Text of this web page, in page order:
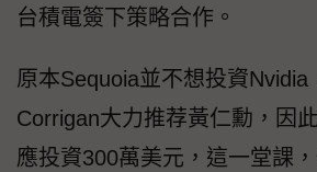
台積電簽下策略合作。
原本Sequoia並不想投資Nvidia
Corrigan大力推荐黃仁勳，因
應投資300萬美元，這一堂課